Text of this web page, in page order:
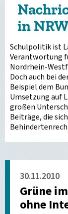
in
Schulpolitik ist
Verantwortung
Nordrhein-
Doch auch bei
Beispiel dem
Umsetzung auf
großen
Beiträge, die
30.11.2010
Grüne
ohne